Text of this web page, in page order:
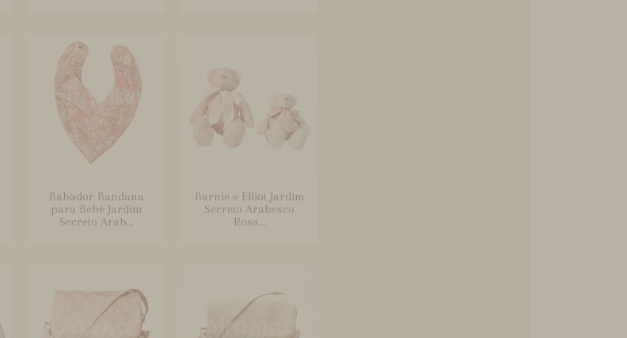
Babador Bandana
para Bebê Jardim
Secreto Arab...
Barnie e Elliot Jardim
Secreto Arabesco
Rosa...